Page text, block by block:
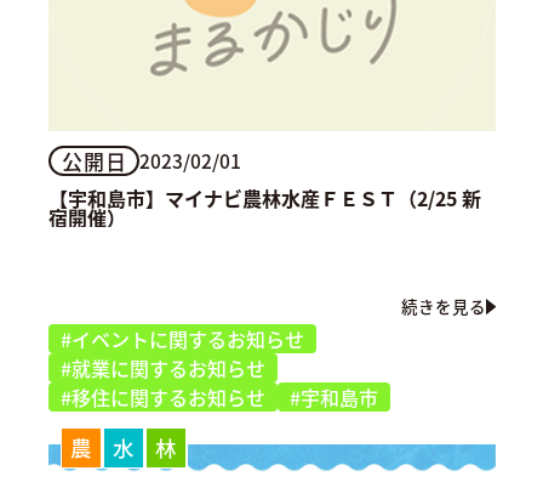
公開日 2023/02/01
【宇和島市】マイナビ農林水産ＦＥＳＴ（2/25 新
宿開催）
続きを見る
#イベントに関するお知らせ
#就業に関するお知らせ
#移住に関するお知らせ
#宇和島市
農 水 林